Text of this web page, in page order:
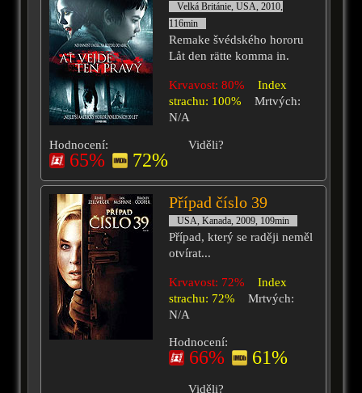
Velká Británie, USA, 2010,
116min
Remake švédského hororu
Låt den rätte komma in.
Krvavost: 80%
Index
strachu: 100%
Mrtvých:
N/A
Hodnocení:
65% 72%
Viděli?
Případ číslo 39
USA, Kanada, 2009, 109min
Případ, který se raději neměl
otvírat...
Krvavost: 72%
Index
strachu: 72%
Mrtvých:
N/A
Hodnocení:
66% 61%
Viděli?